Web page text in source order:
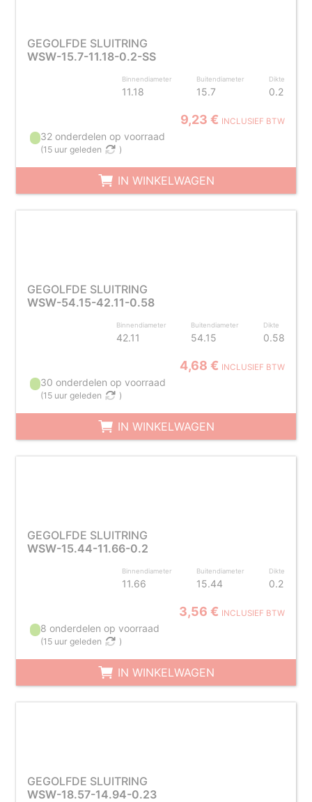
GEGOLFDE SLUITRING
WSW-15.7-11.18-0.2-SS
Binnendiameter
11.18
Buitendiameter
15.7
Dikte
0.2
9,23 € INCLUSIEF BTW
32 onderdelen op voorraad
(15 uur geleden )
IN WINKELWAGEN
GEGOLFDE SLUITRING
WSW-54.15-42.11-0.58
Binnendiameter
42.11
Buitendiameter
54.15
Dikte
0.58
4,68 € INCLUSIEF BTW
30 onderdelen op voorraad
(15 uur geleden )
IN WINKELWAGEN
GEGOLFDE SLUITRING
WSW-15.44-11.66-0.2
Binnendiameter
11.66
Buitendiameter
15.44
Dikte
0.2
3,56 € INCLUSIEF BTW
8 onderdelen op voorraad
(15 uur geleden )
IN WINKELWAGEN
GEGOLFDE SLUITRING
WSW-18.57-14.94-0.23